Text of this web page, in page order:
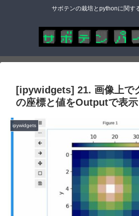
サボテンの栽培とpythonに関す
[ipywidgets] 21. 画像上で
の座標と値をOutputで表示
ipywidgets